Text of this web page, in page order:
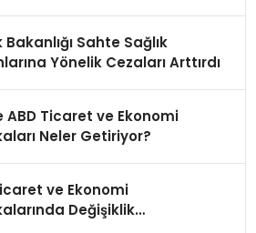
Bakanlığı Sahte Sağlık
Yönelik Cezaları Arttırdı
ABD Ticaret ve Ekonomi
Neler Getiriyor?
ve Ekonomi
Değişiklik